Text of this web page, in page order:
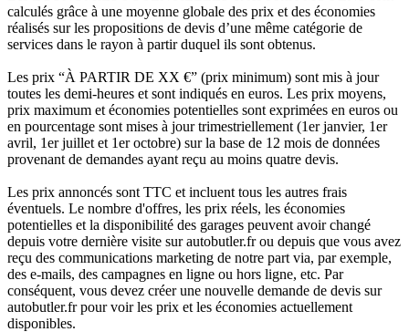
calculés grâce à une moyenne globale des prix et des économies
réalisés sur les propositions de devis d’une même catégorie de
services dans le rayon à partir duquel ils sont obtenus.
Les prix “À PARTIR DE XX €” (prix minimum) sont mis à jour
toutes les demi-heures et sont indiqués en euros. Les prix moyens,
prix maximum et économies potentielles sont exprimées en euros ou
en pourcentage sont mises à jour trimestriellement (1er janvier, 1er
avril, 1er juillet et 1er octobre) sur la base de 12 mois de données
provenant de demandes ayant reçu au moins quatre devis.
Les prix annoncés sont TTC et incluent tous les autres frais
éventuels. Le nombre d'offres, les prix réels, les économies
potentielles et la disponibilité des garages peuvent avoir changé
depuis votre dernière visite sur autobutler.fr ou depuis que vous avez
reçu des communications marketing de notre part via, par exemple,
des e-mails, des campagnes en ligne ou hors ligne, etc. Par
conséquent, vous devez créer une nouvelle demande de devis sur
autobutler.fr pour voir les prix et les économies actuellement
disponibles.